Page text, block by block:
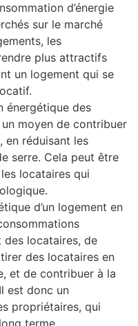
d’énergie
sur le marché
les
plus attractifs
un logement qui se
énergétique des
moyen de contribuer
en réduisant les
serre. Cela peut être
locataires qui
d’un logement en
des locataires, de
des locataires en
et de contribuer à la
est donc un
propriétaires, qui